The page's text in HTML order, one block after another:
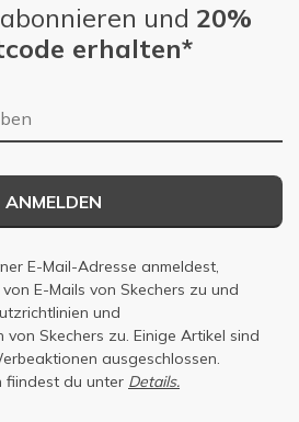
und 20%
erhalten*
ANMELDEN
E-Mail-Adresse anmeldest,
E-Mails von Skechers zu und
und
von Skechers zu. Einige Artikel sind
ausgeschlossen.
fiindest du unter Details.